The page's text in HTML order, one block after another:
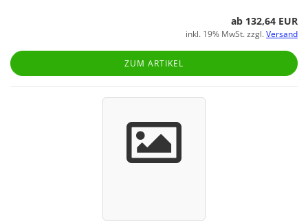
ab 132,64 EUR
inkl. 19% MwSt. zzgl.Versand
ZUM ARTIKEL